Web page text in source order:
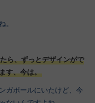
。
ら、ずっとデザインがで
す、今は。
ガポールにいたけど、今